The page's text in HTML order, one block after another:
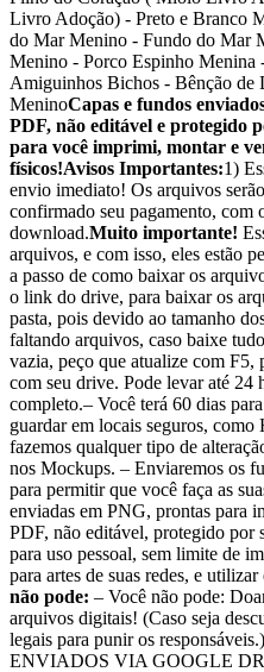
Livro Adoção) - Preto e Branco
do Mar Menino - Fundo do Mar
Menino - Porco Espinho
Amiguinhos Bichos - Bênção de
MeninoCapas e fundos
PDF, não editável e protegido
para você imprimi, montar e
físicos!Avisos Importantes:1)
envio imediato! Os arquivos
confirmado seu pagamento,
download.Muito importante!
arquivos, e com isso, eles estão
a passo de como baixar os
o link do drive, para baixar os
pasta, pois devido ao tamanho
faltando arquivos, caso baixe
vazia, peço que atualize com F5,
com seu drive. Pode levar até 24
completo.– Você terá 60 dias
guardar em locais seguros,
fazemos qualquer tipo de
nos Mockups. – Enviaremos os
para permitir que você faça as
enviadas em PNG, prontas para
PDF, não editável, protegido por
para uso pessoal, sem limite de
para artes de suas redes, e
não pode: – Você não pode:
arquivos digitais! (Caso seja
legais para punir os
ENVIADOS VIA GOOGLE